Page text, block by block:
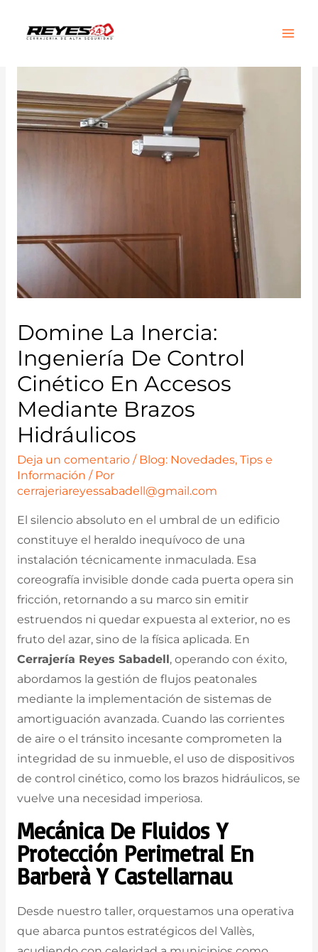
Domine La Inercia:
Ingeniería De Control
Cinético En Accesos
Mediante Brazos
Hidráulicos
Deja un comentario / Blog: Novedades, Tips e
Información / Por
cerrajeriareyessabadell@gmail.com
El silencio absoluto en el umbral de un edificio
constituye el heraldo inequívoco de una
instalación técnicamente inmaculada. Esa
coreografía invisible donde cada puerta opera sin
fricción, retornando a su marco sin emitir
estruendos ni quedar expuesta al exterior, no es
fruto del azar, sino de la física aplicada. En
Cerrajería Reyes Sabadell, operando con éxito,
abordamos la gestión de flujos peatonales
mediante la implementación de sistemas de
amortiguación avanzada. Cuando las corrientes
de aire o el tránsito incesante comprometen la
integridad de su inmueble, el uso de dispositivos
de control cinético, como los brazos hidráulicos, se
vuelve una necesidad imperiosa.
Mecánica De Fluidos Y
Protección Perimetral En
Barberà Y Castellarnau
Desde nuestro taller, orquestamos una operativa
que abarca puntos estratégicos del Vallès,